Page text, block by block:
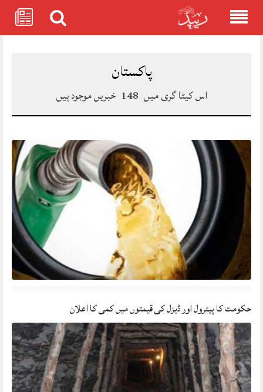
پاکستان
اس کیٹا گری میں 148 خبریں موجود ہیں
حکومت کا پیٹرول اور ڈیزل کی قیمتوں میں کمی کا اعلان